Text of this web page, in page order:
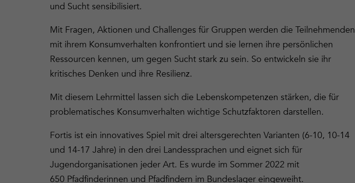
und Sucht sensibilisiert.
Mit Fragen, Aktionen und Challenges für Gruppen werden die Teilnehmenden
mit ihrem Konsumverhalten konfrontiert und sie lernen ihre persönlichen
Ressourcen kennen, um gegen Sucht stark zu sein. So entwickeln sie ihr
kritisches Denken und ihre Resilienz.
Mit diesem Lehrmittel lassen sich die Lebenskompetenzen stärken, die für
problematisches Konsumverhalten wichtige Schutzfaktoren darstellen.
Fortis ist ein innovatives Spiel mit drei altersgerechten Varianten (6-10, 10-14
und 14-17 Jahre) in den drei Landessprachen und eignet sich für
Jugendorganisationen jeder Art. Es wurde im Sommer 2022 mit
650 Pfadfinderinnen und Pfadfindern im Bundeslager eingeweiht.